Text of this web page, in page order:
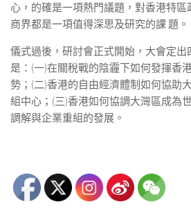
心，的確是一項熱門議題，對香港特
商界都是一項值得深思及研究的課 題。
儀式過後，研討會正式開始，大會定出
是：(一)在關稅戰的陰霾下如何發揮香
勢；(二)香港的自由經濟體制如何協助
組中心；(三)香港如何協調大灣區成為
調解與企業重組的發展。